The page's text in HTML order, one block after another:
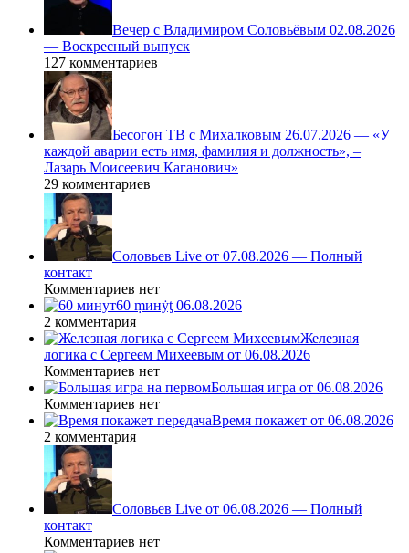
Вечер с Владимиром Соловьёвым 02.08.2026
— Воскресный выпуск
127 комментариев
Бесогон ТВ с Михалковым 26.07.2026 — «У
каждой аварии есть имя, фамилия и должность», –
Лазарь Моисеевич Каганович»
29 комментариев
Соловьев Live от 07.08.2026 — Полный
контакт
Комментариев нет
60 ṃинẏƫ 06.08.2026
2 комментария
Железная
логика с Сергеем Михеевым от 06.08.2026
Комментариев нет
Большая игра от 06.08.2026
Комментариев нет
Время покажет от 06.08.2026
2 комментария
Соловьев Live от 06.08.2026 — Полный
контакт
Комментариев нет